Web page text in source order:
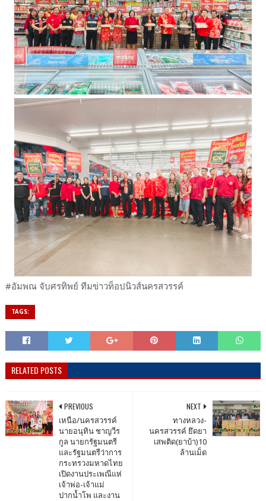
#อัมพณ จับศรทิพย์ ทีมข่าวท็อปนิวส์นครสวรรค์
TAGS:
RELATED POSTS
NEXT
ทางหลวง-
นครสวรรค์ ยึดยา
เสพติด(ยาบ้า)10
ล้านเม็ด
PREVIOUS
เหนือ/นครสวรรค์
นายอนุทิน ชาญวีร
กูล นายกรัฐมนตรี
และรัฐมนตรีว่าการ
กระทรวงมหาดไทย
เปิดงานประเพณีแห่
เจ้าพ่อ-เจ้าแม่
ปากน้ำโพ และงาน